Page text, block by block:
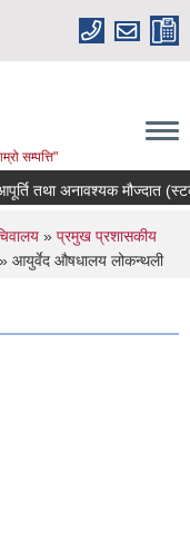
सम्पत्ति"
तथा अनावश्यक मौज्दात
» प्रमुख प्रशासकीय
आयुर्वेद ‍औषधालय लोकन्थली